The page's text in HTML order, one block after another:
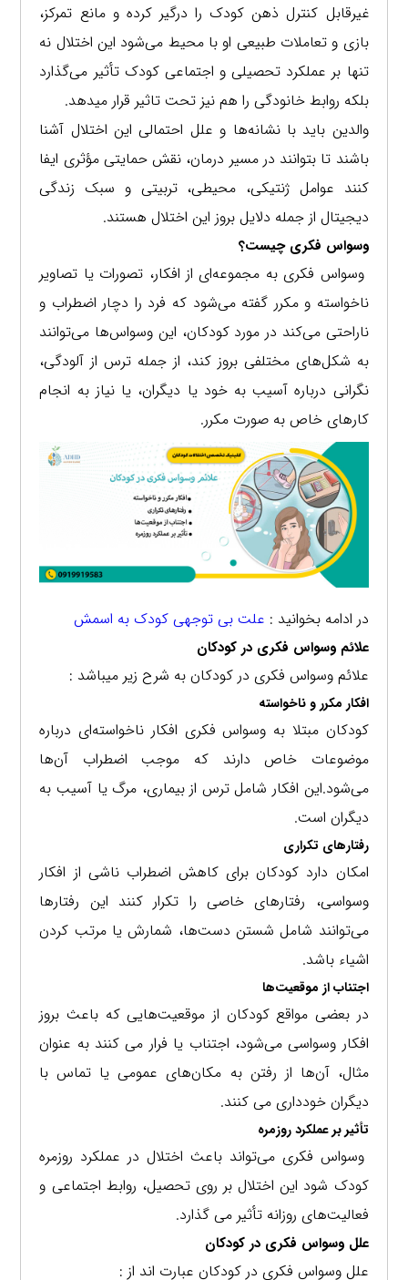
غیرقابل کنترل ذهن کودک را درگیر کرده و مانع تمرکز،
بازی و تعاملات طبیعی او با محیط می‌شود این اختلال نه
‌تنها بر عملکرد تحصیلی و اجتماعی کودک تأثیر می‌گذارد
بلکه روابط خانودگی را هم نیز تحت تاثیر قرار میدهد.
والدین باید با نشانه‌ها و علل احتمالی این اختلال آشنا
باشند تا بتوانند در مسیر درمان، نقش حمایتی مؤثری ایفا
کنند عوامل ژنتیکی، محیطی، تربیتی و سبک زندگی
دیجیتال از جمله دلایل بروز این اختلال هستند.
وسواس فکری چیست؟
وسواس فکری به مجموعه‌ای از افکار، تصورات یا تصاویر
ناخواسته و مکرر گفته می‌شود که فرد را دچار اضطراب و
ناراحتی می‌کند در مورد کودکان، این وسواس‌ها می‌توانند
به شکل‌های مختلفی بروز کند، از جمله ترس از آلودگی،
نگرانی درباره آسیب به خود یا دیگران، یا نیاز به انجام
کارهای خاص به صورت مکرر.
در ادامه بخوانید : علت بی توجهی کودک به اسمش
علائم وسواس فکری در کودکان
علائم وسواس فکری در کودکان به شرح زیر میباشد :
افکار مکرر و ناخواسته
کودکان مبتلا به وسواس فکری افکار ناخواسته‌ای درباره
موضوعات خاص دارند که موجب اضطراب آن‌ها
می‌شود.این افکار شامل ترس از بیماری، مرگ یا آسیب به
دیگران است.
رفتارهای تکراری
امکان دارد کودکان برای کاهش اضطراب ناشی از افکار
وسواسی، رفتارهای خاصی را تکرار کنند این رفتارها
می‌توانند شامل شستن دست‌ها، شمارش یا مرتب کردن
اشیاء باشد.
اجتناب از موقعیت‌ها
در بعضی مواقع کودکان از موقعیت‌هایی که باعث بروز
افکار وسواسی می‌شود، اجتناب یا فرار می کنند به عنوان
مثال، آن‌ها از رفتن به مکان‌های عمومی یا تماس با
دیگران خودداری می کنند.
تأثیر بر عملکرد روزمره
وسواس فکری می‌تواند باعث اختلال در عملکرد روزمره
کودک شود این اختلال بر روی تحصیل، روابط اجتماعی و
فعالیت‌های روزانه تأثیر می گذارد.
علل وسواس فکری در کودکان
علل وسواس فکری در کودکان عبارت اند از :